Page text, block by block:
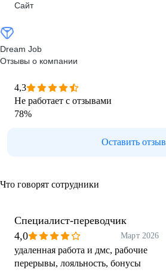
Сайт
Dream Job
Отзывы о компании
4,3
Не работает с отзывами
78%
Оставить отзыв
Что говорят сотрудники
Специалист-переводчик
4,0
Март 2026
удаленная работа и дмс, рабочие
перерывы, лояльность, бонусы